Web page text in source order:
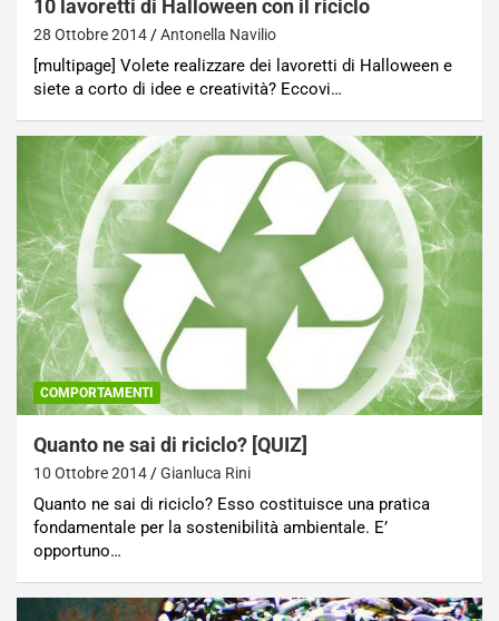
10 lavoretti di Halloween con il riciclo
28 Ottobre 2014 Antonella Navilio
[multipage] Volete realizzare dei lavoretti di Halloween e
siete a corto di idee e creatività? Eccovi…
COMPORTAMENTI
Quanto ne sai di riciclo? [QUIZ]
10 Ottobre 2014 Gianluca Rini
Quanto ne sai di riciclo? Esso costituisce una pratica
fondamentale per la sostenibilità ambientale. E’
opportuno…